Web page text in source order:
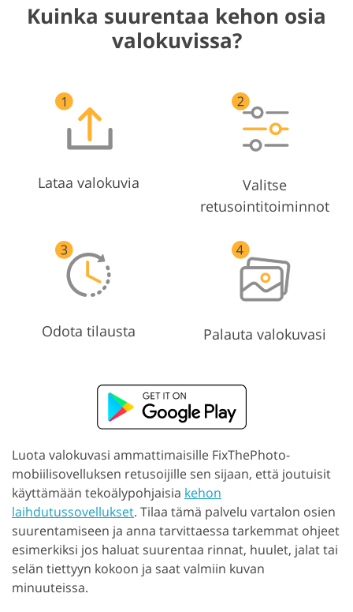
Kuinka suurentaa kehon osia
valokuvissa?
Lataa valokuvia
Valitse
retusointitoiminnot
Odota tilausta Palauta valokuvasi
Luota valokuvasi ammattimaisille FixThePhoto-
mobiilisovelluksen retusoijille sen sijaan, että joutuisit
käyttämään tekoälypohjaisia kehon
laihdutussovellukset. Tilaa tämä palvelu vartalon osien
suurentamiseen ja anna tarvittaessa tarkemmat ohjeet
esimerkiksi jos haluat suurentaa rinnat, huulet, jalat tai
selän tiettyyn kokoon ja saat valmiin kuvan
minuuteissa.